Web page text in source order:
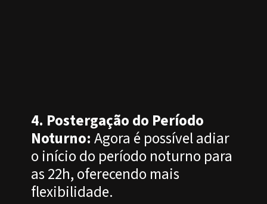
4. Postergação do Período
Noturno:Agora é possível adiar
o início do período noturno para
as 22h, oferecendo mais
flexibilidade.